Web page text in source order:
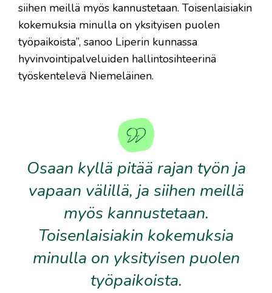
siihen meillä myös kannustetaan. Toisenlaisiakin
kokemuksia minulla on yksityisen puolen
työpaikoista”, sanoo Liperin kunnassa
hyvinvointipalveluiden hallintosihteerinä
työskentelevä Niemeläinen.
Osaan kyllä pitää rajan työn ja
vapaan välillä, ja siihen meillä
myös kannustetaan.
Toisenlaisiakin kokemuksia
minulla on yksityisen puolen
työpaikoista.